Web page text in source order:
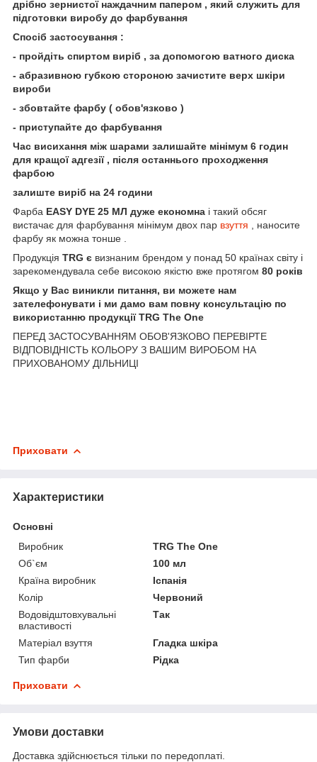
дрібно зернистої наждачним папером , який служить для
підготовки виробу до фарбування
Спосіб застосування :
- пройдіть спиртом виріб , за допомогою ватного диска
- абразивною губкою стороною зачистите верх шкіри
вироби
- збовтайте фарбу ( обов'язково )
- приступайте до фарбування
Час висихання між шарами залишайте мінімум 6 годин
для кращої адгезії , після останнього проходження
фарбою
залиште виріб на 24 години
Фарба EASY DYE 25 МЛ дуже економна і такий обсяг
вистачає для фарбування мінімум двох пар взуття , наносите
фарбу як можна тонше .
Продукція TRG є визнаним брендом у понад 50 країнах світу і
зарекомендувала себе високою якістю вже протягом 80 років
Якщо у Вас виникли питання, ви можете нам
зателефонувати і ми дамо вам повну консультацію по
використанню продукції TRG The One
ПЕРЕД ЗАСТОСУВАННЯМ ОБОВ'ЯЗКОВО ПЕРЕВІРТЕ
ВІДПОВІДНІСТЬ КОЛЬОРУ З ВАШИМ ВИРОБОМ НА
ПРИХОВАНОМУ ДІЛЬНИЦІ
Приховати
Характеристики
Основні
Виробник
TRG The One
Об`єм
100 мл
Країна виробник
Іспанія
Колір
Червоний
Водовідштовхувальні
властивості
Так
Матеріал взуття
Гладка шкіра
Тип фарби
Рідка
Приховати
Умови доставки
Доставка здійснюється тільки по передоплаті.